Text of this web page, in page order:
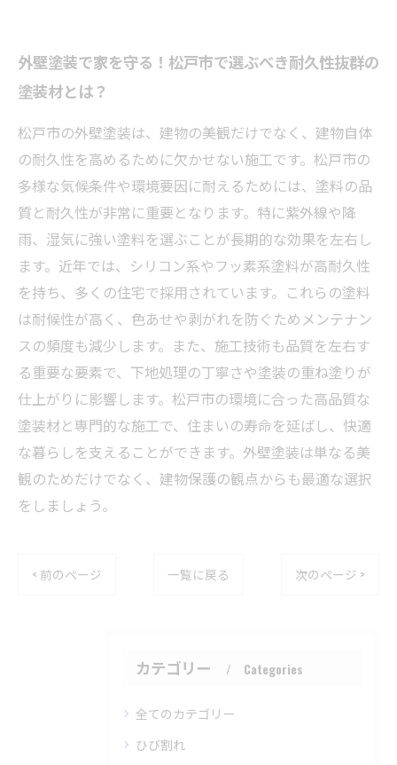
外壁塗装で家を守る！松戸市で選ぶべき耐久性抜群の
塗装材とは？
松戸市の外壁塗装は、建物の美観だけでなく、建物自体
の耐久性を高めるために欠かせない施工です。松戸市の
多様な気候条件や環境要因に耐えるためには、塗料の品
質と耐久性が非常に重要となります。特に紫外線や降
雨、湿気に強い塗料を選ぶことが長期的な効果を左右し
ます。近年では、シリコン系やフッ素系塗料が高耐久性
を持ち、多くの住宅で採用されています。これらの塗料
は耐候性が高く、色あせや剥がれを防ぐためメンテナン
スの頻度も減少します。また、施工技術も品質を左右す
る重要な要素で、下地処理の丁寧さや塗装の重ね塗りが
仕上がりに影響します。松戸市の環境に合った高品質な
塗装材と専門的な施工で、住まいの寿命を延ばし、快適
な暮らしを支えることができます。外壁塗装は単なる美
観のためだけでなく、建物保護の観点からも最適な選択
をしましょう。
< 前のページ 一覧に戻る 次のページ >
カテゴリー Categories
全てのカテゴリー
ひび割れ